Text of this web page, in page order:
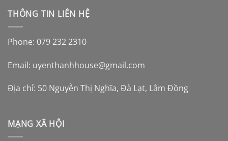
THÔNG TIN LIÊN HỆ
Phone: 079 232 2310
Email: uyenthanhhouse@gmail.com
Địa chỉ: 50 Nguyễn Thị Nghĩa, Đà Lạt, Lâm Đồng
MẠNG XÃ HỘI